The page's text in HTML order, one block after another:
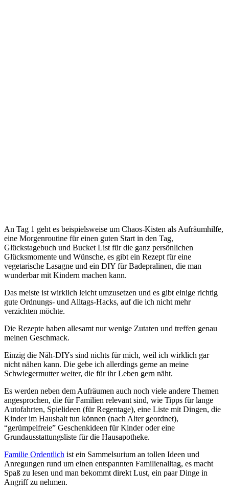
An Tag 1 geht es beispielsweise um Chaos-Kisten als Aufräumhilfe,
eine Morgenroutine für einen guten Start in den Tag,
Glückstagebuch und Bucket List für die ganz persönlichen
Glücksmomente und Wünsche, es gibt ein Rezept für eine
vegetarische Lasagne und ein DIY für Badepralinen, die man
wunderbar mit Kindern machen kann.
Das meiste ist wirklich leicht umzusetzen und es gibt einige richtig
gute Ordnungs- und Alltags-Hacks, auf die ich nicht mehr
verzichten möchte.
Die Rezepte haben allesamt nur wenige Zutaten und treffen genau
meinen Geschmack.
Einzig die Näh-DIYs sind nichts für mich, weil ich wirklich gar
nicht nähen kann. Die gebe ich allerdings gerne an meine
Schwiegermutter weiter, die für ihr Leben gern näht.
Es werden neben dem Aufräumen auch noch viele andere Themen
angesprochen, die für Familien relevant sind, wie Tipps für lange
Autofahrten, Spielideen (für Regentage), eine Liste mit Dingen, die
Kinder im Haushalt tun können (nach Alter geordnet),
“gerümpelfreie” Geschenkideen für Kinder oder eine
Grundausstattungsliste für die Hausapotheke.
Familie Ordentlich ist ein Sammelsurium an tollen Ideen und
Anregungen rund um einen entspannten Familienalltag, es macht
Spaß zu lesen und man bekommt direkt Lust, ein paar Dinge in
Angriff zu nehmen.